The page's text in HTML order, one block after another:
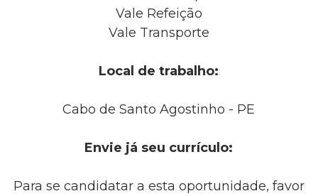
Vale Refeição
Vale Transporte
Local de trabalho:
Cabo de Santo Agostinho - PE
Envie já seu currículo:
Para se candidatar a esta oportunidade, favor